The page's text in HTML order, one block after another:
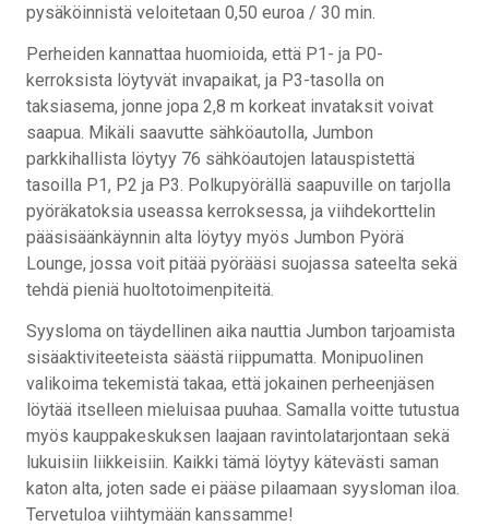
pysäköinnistä veloitetaan 0,50 euroa / 30 min.
Perheiden kannattaa huomioida, että P1- ja P0-
kerroksista löytyvät invapaikat, ja P3-tasolla on
taksiasema, jonne jopa 2,8 m korkeat invataksit voivat
saapua. Mikäli saavutte sähköautolla, Jumbon
parkkihallista löytyy 76 sähköautojen latauspistettä
tasoilla P1, P2 ja P3. Polkupyörällä saapuville on tarjolla
pyöräkatoksia useassa kerroksessa, ja viihdekorttelin
pääsisäänkäynnin alta löytyy myös Jumbon Pyörä
Lounge, jossa voit pitää pyörääsi suojassa sateelta sekä
tehdä pieniä huoltotoimenpiteitä.
Syysloma on täydellinen aika nauttia Jumbon tarjoamista
sisäaktiviteeteista säästä riippumatta. Monipuolinen
valikoima tekemistä takaa, että jokainen perheenjäsen
löytää itselleen mieluisaa puuhaa. Samalla voitte tutustua
myös kauppakeskuksen laajaan ravintolatarjontaan sekä
lukuisiin liikkeisiin. Kaikki tämä löytyy kätevästi saman
katon alta, joten sade ei pääse pilaamaan syysloman iloa.
Tervetuloa viihtymään kanssamme!